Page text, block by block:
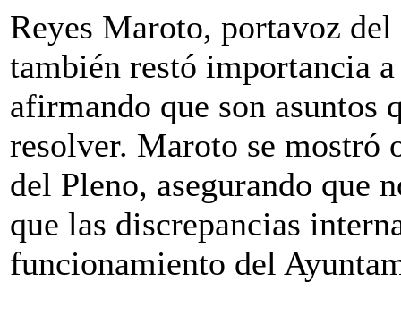
Reyes Maroto, portavoz
también restó importancia
afirmando que son asuntos
resolver. Maroto se mostró
del Pleno, asegurando que
que las discrepancias
funcionamiento del